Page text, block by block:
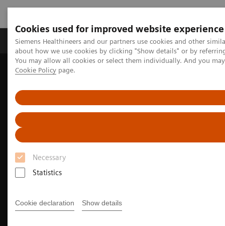
Cookies used for improved website experience
Siemens Healthineers and our partners use cookies and other
about how we use cookies by clicking "Show details" or by
You may allow all cookies or select them individually. And you
Cookie Policy page.
Necessary
Statistics
Cookie declaration Show details
Produtos e serviços Especialidades Clínicas e
Siemens Healthineers Brasil
Aparelho de ultrassom ACUSON Maple